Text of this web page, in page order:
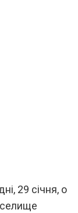
29 січня, о
селище